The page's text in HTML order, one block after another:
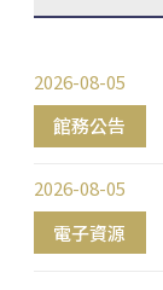
館務公告
2026-08-05
電子資源
2026-08-05